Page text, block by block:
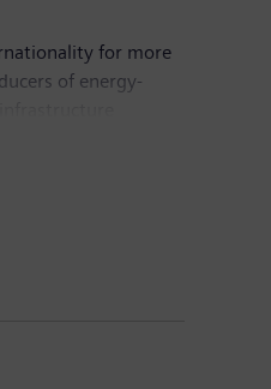
for more
of energy-
a leading